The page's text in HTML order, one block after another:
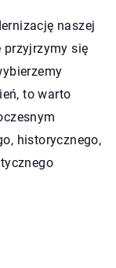
naszej
przyjrzymy się
to warto
historycznego,